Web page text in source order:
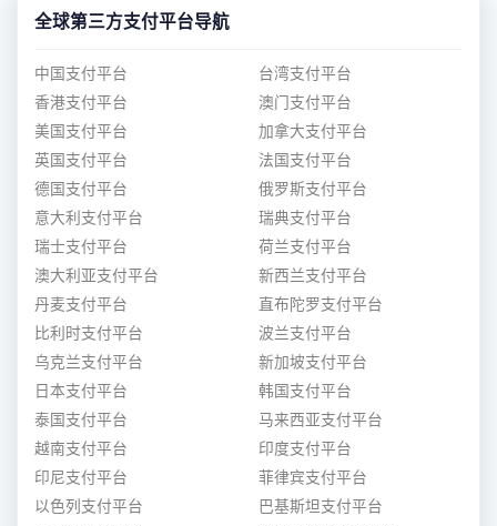
全球第三方支付平台导航
中国支付平台
台湾支付平台
香港支付平台
澳门支付平台
美国支付平台
加拿大支付平台
英国支付平台
法国支付平台
德国支付平台
俄罗斯支付平台
意大利支付平台
瑞典支付平台
瑞士支付平台
荷兰支付平台
澳大利亚支付平台
新西兰支付平台
丹麦支付平台
直布陀罗支付平台
比利时支付平台
波兰支付平台
乌克兰支付平台
新加坡支付平台
日本支付平台
韩国支付平台
泰国支付平台
马来西亚支付平台
越南支付平台
印度支付平台
印尼支付平台
菲律宾支付平台
以色列支付平台
巴基斯坦支付平台